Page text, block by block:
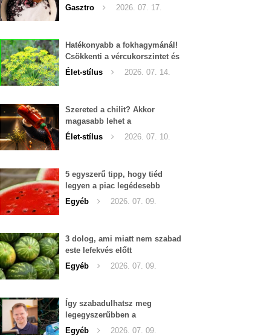
Gasztro 2026. 07. 17.
Hatékonyabb a fokhagymánál!
Csökkenti a vércukorszintet és
a magas vérnyomást is!
Élet-stílus 2026. 07. 14.
Szereted a chilit? Akkor
magasabb lehet a
tesztoszteron-szinted
Élet-stílus 2026. 07. 10.
5 egyszerű tipp, hogy tiéd
legyen a piac legédesebb
görögdinnyéje
Egyéb 2026. 07. 09.
3 dolog, ami miatt nem szabad
este lefekvés előtt
görögdinnyét enni
Egyéb 2026. 07. 09.
Így szabadulhatsz meg
legegyszerűbben a
pucércsigáktól
Egyéb 2026. 07. 09.